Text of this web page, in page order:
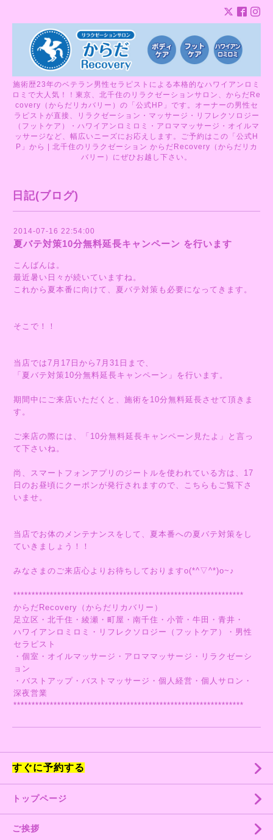
施術歴23年のベテラン男性セラピストによる本格的なハワイアンロミ
ロミで大人気！！東京、北千住のリラクゼーションサロン、からだRe
covery（からだリカバリー）の「公式HP」です。オーナーの男性セ
ラピストが直接、リラクゼーション・マッサージ・リフレクソロジー
（フットケア）・ハワイアンロミロミ・アロママッサージ・オイルマ
ッサージなど、幅広いニーズにお応えします。ご予約はこの「公式H
P」から | 北千住のリラクゼーション からだRecovery（からだリカ
バリー）にぜひお越し下さい。
日記(ブログ)
2014-07-16 22:54:00
夏バテ対策10分無料延長キャンペーン を行います
こんばんは。
最近暑い日々が続いていますね。
これから夏本番に向けて、夏バテ対策も必要になってきます。
そこで！！
当店では7月17日から7月31日まで、
「夏バテ対策10分無料延長キャンペーン」を行います。
期間中にご来店いただくと、施術を10分無料延長させて頂きま
す。
ご来店の際には、「10分無料延長キャンペーン見たよ」と言っ
て下さいね。
尚、スマートフォンアプリのジートルを使われている方は、17
日のお昼頃にクーポンが発行されますので、こちらもご覧下さ
いませ。
当店でお体のメンテナンスをして、夏本番への夏バテ対策をし
ていきましょう！！
みなさまのご来店心よりお待ちしておりますo(*^▽^*)o~♪
***************************************************************
からだRecovery（からだリカバリー）
足立区・北千住・綾瀬・町屋・南千住・小菅・牛田・青井・
ハワイアンロミロミ・リフレクソロジー（フットケア）・男性
セラピスト
・個室・オイルマッサージ・アロママッサージ・リラクゼーシ
ョン
・バストアップ・バストマッサージ・個人経営・個人サロン・
深夜営業
***************************************************************
すぐに予約する
トップページ
ご挨拶